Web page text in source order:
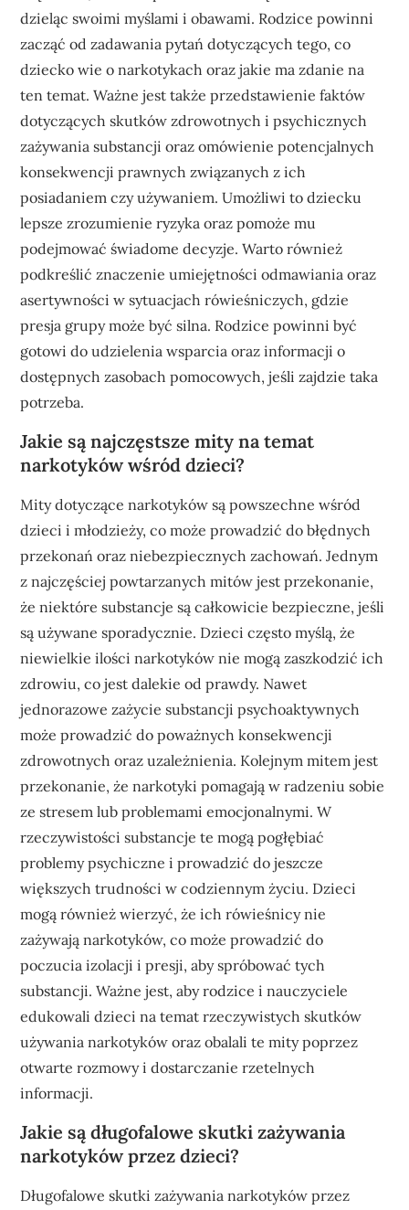
dzieląc swoimi myślami i obawami. Rodzice powinni
zacząć od zadawania pytań dotyczących tego, co
dziecko wie o narkotykach oraz jakie ma zdanie na
ten temat. Ważne jest także przedstawienie faktów
dotyczących skutków zdrowotnych i psychicznych
zażywania substancji oraz omówienie potencjalnych
konsekwencji prawnych związanych z ich
posiadaniem czy używaniem. Umożliwi to dziecku
lepsze zrozumienie ryzyka oraz pomoże mu
podejmować świadome decyzje. Warto również
podkreślić znaczenie umiejętności odmawiania oraz
asertywności w sytuacjach rówieśniczych, gdzie
presja grupy może być silna. Rodzice powinni być
gotowi do udzielenia wsparcia oraz informacji o
dostępnych zasobach pomocowych, jeśli zajdzie taka
potrzeba.
Jakie są najczęstsze mity na temat
narkotyków wśród dzieci?
Mity dotyczące narkotyków są powszechne wśród
dzieci i młodzieży, co może prowadzić do błędnych
przekonań oraz niebezpiecznych zachowań. Jednym
z najczęściej powtarzanych mitów jest przekonanie,
że niektóre substancje są całkowicie bezpieczne, jeśli
są używane sporadycznie. Dzieci często myślą, że
niewielkie ilości narkotyków nie mogą zaszkodzić ich
zdrowiu, co jest dalekie od prawdy. Nawet
jednorazowe zażycie substancji psychoaktywnych
może prowadzić do poważnych konsekwencji
zdrowotnych oraz uzależnienia. Kolejnym mitem jest
przekonanie, że narkotyki pomagają w radzeniu sobie
ze stresem lub problemami emocjonalnymi. W
rzeczywistości substancje te mogą pogłębiać
problemy psychiczne i prowadzić do jeszcze
większych trudności w codziennym życiu. Dzieci
mogą również wierzyć, że ich rówieśnicy nie
zażywają narkotyków, co może prowadzić do
poczucia izolacji i presji, aby spróbować tych
substancji. Ważne jest, aby rodzice i nauczyciele
edukowali dzieci na temat rzeczywistych skutków
używania narkotyków oraz obalali te mity poprzez
otwarte rozmowy i dostarczanie rzetelnych
informacji.
Jakie są długofalowe skutki zażywania
narkotyków przez dzieci?
Długofalowe skutki zażywania narkotyków przez